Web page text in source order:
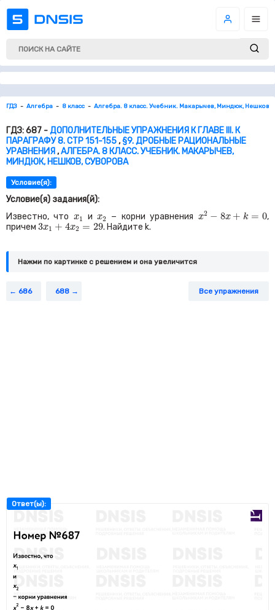
ГДЗ Алгебра 8 класс Алгебра. 8 класс. Учебник. Макарычев, Миндюк, Нешков,
ГДЗ: 687 -ДОПОЛНИТЕЛЬНЫЕ УПРАЖНЕНИЯ К ГЛАВЕ III. К
ПАРАГРАФУ 8. СТР 151-155,§9. ДРОБНЫЕ РАЦИОНАЛЬНЫЕ
УРАВНЕНИЯ,АЛГЕБРА. 8 КЛАСС. УЧЕБНИК. МАКАРЫЧЕВ,
МИНДЮК, НЕШКОВ, СУВОРОВА
Условие(я):
Условие(я) задания(й):
Известно, что x1
x1 иx2
x2 − корни уравнения x2 − 8x + k = 0
2 8x k =0
,
причем 3x1 + 4x2 = 29
3x +4x2= 29 . Найдите k.
Нажми по картинке c решением и она увеличится
686 688 Все упражнения
Ответ(ы):